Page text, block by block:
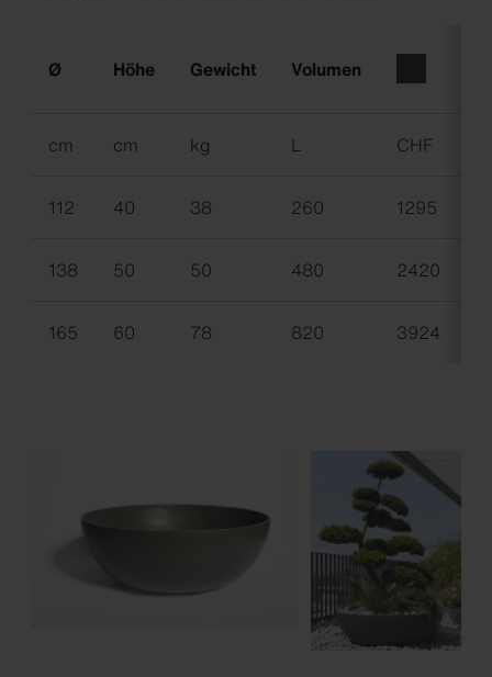
Ø Höhe Gewicht Volumen
cm cm kg L CHF
112 40 38 260 1295
138 50 50 480 2420
165 60 78 820 3924